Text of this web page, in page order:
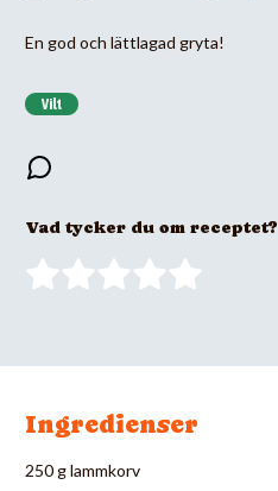
En god och lättlagad gryta!
Vilt
Vad tycker du om receptet?
Ingredienser
250 g lammkorv